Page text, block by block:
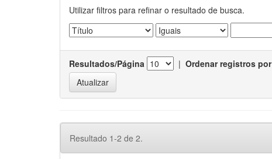
Utilizar filtros para refinar o resultado de busca.
Resultados/Página | Ordenar registros por
Resultado 1-2 de 2.